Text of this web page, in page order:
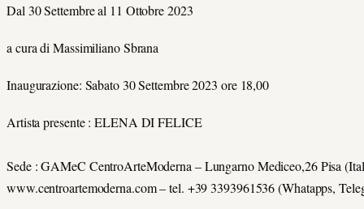
Dal 30 Settembre al 11 Ottobre 2023
a cura di Massimiliano Sbrana
Inaugurazione: Sabato 30 Settembre 2023 ore 18,00
Artista presente : ELENA DI FELICE
Sede : GAMeC CentroArteModerna – Lungarno Mediceo,26 Pisa
www.centroartemoderna.com – tel. +39 3393961536 (Whatapps,